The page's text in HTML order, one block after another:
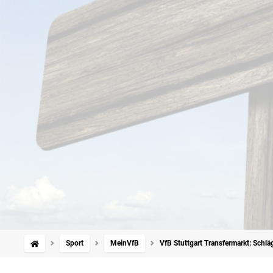
Sport MeinVfB VfB Stuttgart Transfermarkt: